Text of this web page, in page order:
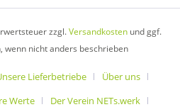
zzgl.Versandkosten und ggf.
wenn nicht anders beschrieben
Lieferbetriebe
Über uns
Werte Der Verein NETs.werk